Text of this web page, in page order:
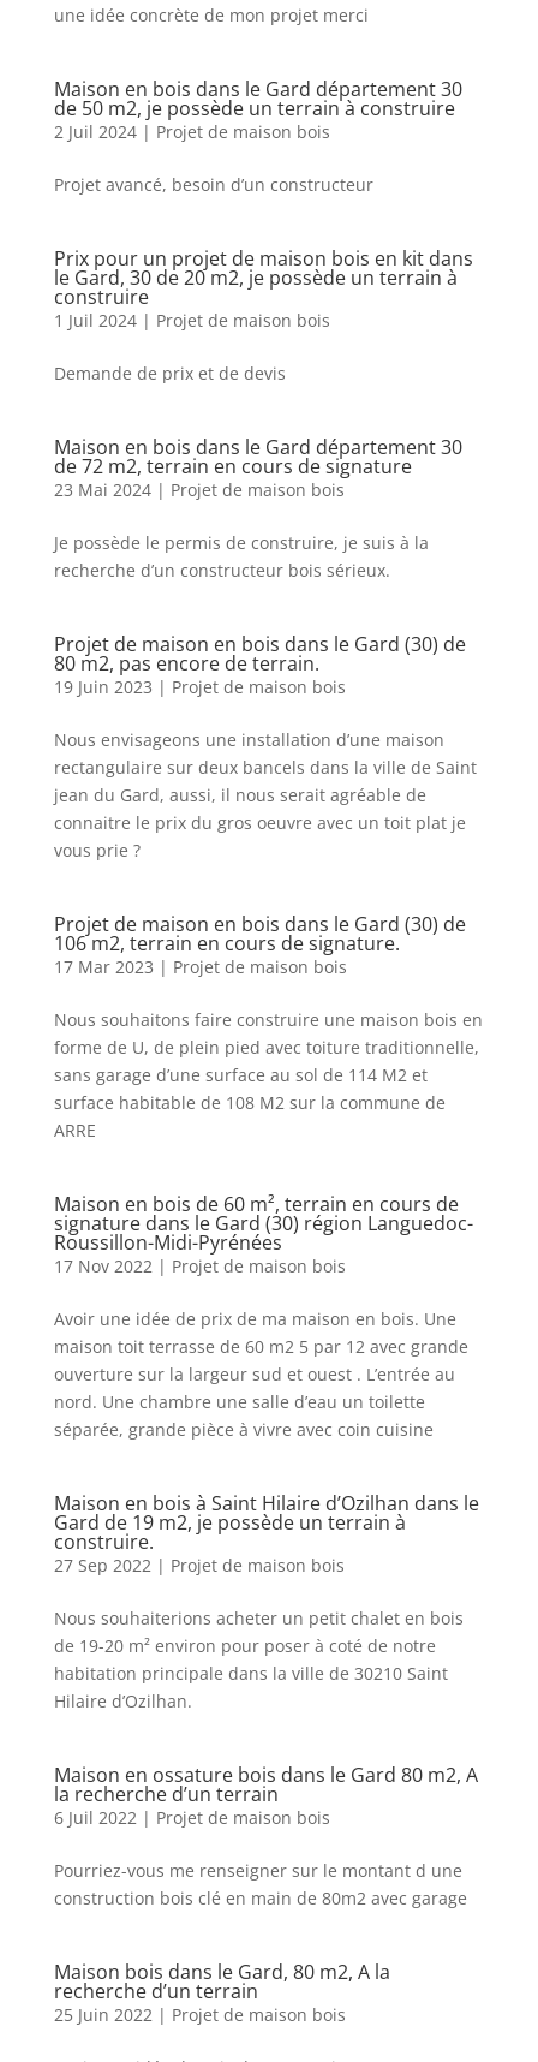
une idée concrète de mon projet merci
Maison en bois dans le Gard département 30
de 50 m2, je possède un terrain à construire
2 Juil 2024| Projet de maison bois
Projet avancé, besoin d’un constructeur
Prix pour un projet de maison bois en kit dans
le Gard, 30 de 20 m2, je possède un terrain à
construire
1 Juil 2024| Projet de maison bois
Demande de prix et de devis
Maison en bois dans le Gard département 30
de 72 m2, terrain en cours de signature
23 Mai 2024| Projet de maison bois
Je possède le permis de construire, je suis à la
recherche d’un constructeur bois sérieux.
Projet de maison en bois dans le Gard (30) de
80 m2, pas encore de terrain.
19 Juin 2023 | Projet de maison bois
Nous envisageons une installation d’une maison
rectangulaire sur deux bancels dans la ville de Saint
jean du Gard, aussi, il nous serait agréable de
connaitre le prix du gros oeuvre avec un toit plat je
vous prie ?
Projet de maison en bois dans le Gard (30) de
106 m2, terrain en cours de signature.
17 Mar 2023 | Projet de maison bois
Nous souhaitons faire construire une maison bois en
forme de U, de plein pied avec toiture traditionnelle,
sans garage d’une surface au sol de 114 M2 et
surface habitable de 108 M2 sur la commune de
ARRE
Maison en bois de 60 m², terrain en cours de
signature dans le Gard (30) région Languedoc-
Roussillon-Midi-Pyrénées
17 Nov 2022| Projet de maison bois
Avoir une idée de prix de ma maison en bois. Une
maison toit terrasse de 60 m2 5 par 12 avec grande
ouverture sur la largeur sud et ouest . L’entrée au
nord. Une chambre une salle d’eau un toilette
séparée, grande pièce à vivre avec coin cuisine
Maison en bois à Saint Hilaire d’Ozilhan dans le
Gard de 19 m2, je possède un terrain à
construire.
27 Sep 2022| Projet de maison bois
Nous souhaiterions acheter un petit chalet en bois
de 19-20 m² environ pour poser à coté de notre
habitation principale dans la ville de 30210 Saint
Hilaire d’Ozilhan.
Maison en ossature bois dans le Gard 80 m2, A
la recherche d’un terrain
6 Juil 2022| Projet de maison bois
Pourriez-vous me renseigner sur le montant d une
construction bois clé en main de 80m2 avec garage
Maison bois dans le Gard, 80 m2, A la
recherche d’un terrain
25 Juin 2022| Projet de maison bois